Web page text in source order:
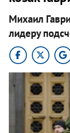
Михаил
лидеру